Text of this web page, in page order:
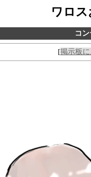
ワロ
コ
[掲示板